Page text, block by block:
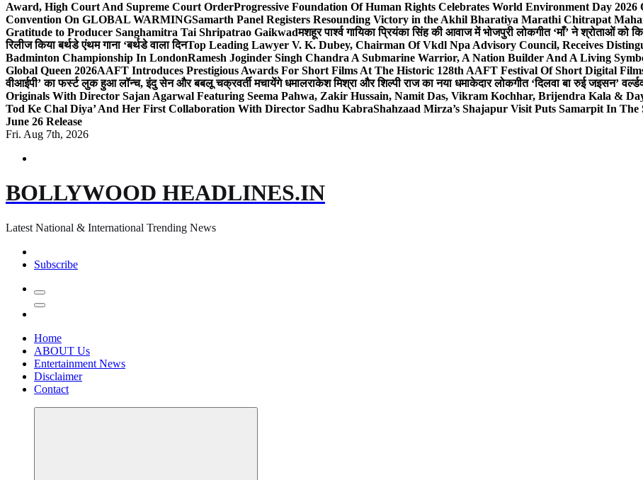
Award, High Court And Supreme Court OrderProgressive Foundation Of Human Rights Celebrates World Environment Day
Convention On GLOBAL WARMINGSamarth Panel Registers Resounding Victory in the Akhil Bharatiya Marathi Chitrapat
Gratitude to Producer Sanghamitra Tai Shripatrao Gaikwadमशहूर पार्श्व गायिका प्रियंका सिंह की आवाज में भोजपुरी लोकगीत ‘माँ’ ने श्रोताओं को
रिलीज किया बर्थडे एंथम गाना ‘बर्थडे वाला दिनTop Leading Lawyer V. K. Dubey, Chairman Of Vkdl Npa Advisory Council, Receives
Badminton Championship In LondonRamesh Joginder Singh Chandra A Submarine Warrior, A Nation Builder And A Living
Global Queen 2026AAFT Introduces Prestigious Awards For Short Films At The Historic 128th AAFT Festival Of Short Digital
वीआईपी’ का फर्स्ट लुक हुआ लॉन्च, इंदु सेन और बबलू चक्रवर्ती मचायेंगे धमालराकेश मिश्रा और शिल्पी राज का नया धमाकेदार लोकगीत ‘दिलवा बा रुई जइसन’
Originals With Director Sajan Agarwal Featuring Seema Pahwa, Zakir Hussain, Namit Das, Vikram Kochhar, Brijendra Kala &
Tod Ke Chal Diya’ And Her First Collaboration With Director Sadhu KabraShahzaad Mirza’s Shajapur Visit Puts Samarpit In The
June 26 Release
Fri. Aug 7th, 2026
BOLLYWOOD HEADLINES.IN
Latest National & International Trending News
Subscribe
Home
ABOUT Us
Entertainment News
Disclaimer
Contact